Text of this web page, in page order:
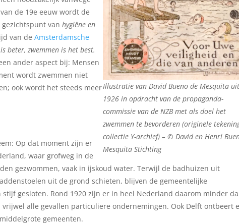
Illustratie van David Bueno de Mesquita
1926 in opdracht van de propaganda-
commissie van de NZB met als doel het
zwemmen te bevorderen (originele
collectie Y-archief) – © David en Henri
Mesquita Stichting
de 19e eeuw wordt de
gezichtspunt vanhygiëne en
van deAmsterdamsche
beter, zwemmen is het best.
ander aspect bij: Mensen
wordt zwemmen niet
ook wordt het steeds meer
Op dat moment zijn er
waar grofweg in de
gezwommen, vaak in ijskoud water. Terwijl de badhuizen uit
uit de grond schieten, blijven de gemeentelijke
gesloten. Rond 1920 zijn er in heel Nederland daarom minder
alle gevallen particuliere ondernemingen. Ook Delft ontbeert
gemeenten.